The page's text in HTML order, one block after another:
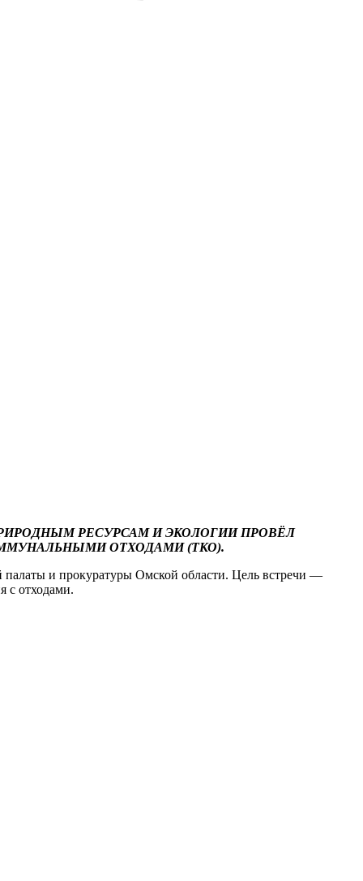
РЕСУРСАМ И ЭКОЛОГИИ ПРОВЁЛ
ОТХОДАМИ (ТКО).
палаты и прокуратуры Омской области. Цель встречи —
с отходами.